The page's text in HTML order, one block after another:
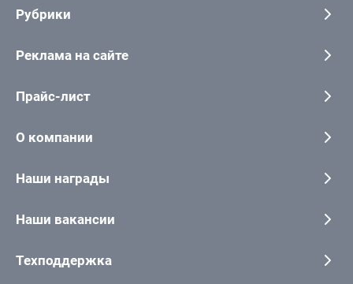
Рубрики
Реклама на сайте
Прайс-лист
О компании
Наши награды
Наши вакансии
Техподдержка